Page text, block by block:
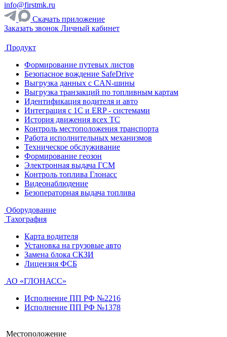
info@firstmk.ru
Скачать приложение
Заказать звонок Личный кабинет
Продукт
Формирование путевых листов
Безопасное вождение SafeDrive
Выгрузка данных с CAN-шины
Выгрузка транзакций по топливным картам
Идентификация водителя и авто
Интеграция с 1С и ERP - системами
История движения всех ТС
Контроль местоположения транспорта
Работа исполнительных механизмов
Техническое обслуживание
Формирование геозон
Электронная выдача ГСМ
Контроль топлива Глонасс
Видеонаблюдение
Безоператорная выдача топлива
Оборудование
Тахография
Карта водителя
Установка на грузовые авто
Замена блока СКЗИ
Лицензия ФСБ
АО «ГЛОНАСС»
Исполнение ПП РФ №2216
Исполнение ПП РФ №1378
Местоположение